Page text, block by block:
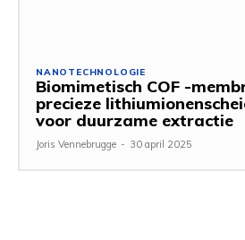
NANOTECHNOLOGIE
Biomimetisch COF -
precieze
voor duurzame extractie
Joris Vennebrugge - 30 april 2025